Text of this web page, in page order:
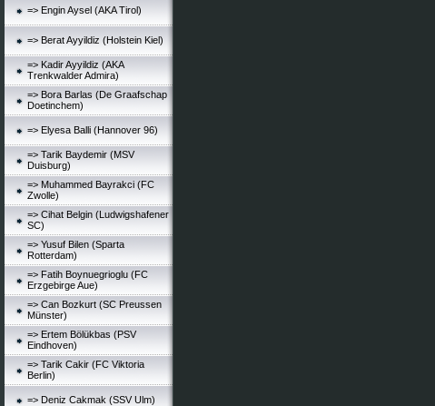
=> Engin Aysel (AKA Tirol)
=> Berat Ayyildiz (Holstein Kiel)
=> Kadir Ayyildiz (AKA
Trenkwalder Admira)
=> Bora Barlas (De Graafschap
Doetinchem)
=> Elyesa Balli (Hannover 96)
=> Tarik Baydemir (MSV
Duisburg)
=> Muhammed Bayrakci (FC
Zwolle)
=> Cihat Belgin (Ludwigshafener
SC)
=> Yusuf Bilen (Sparta
Rotterdam)
=> Fatih Boynuegrioglu (FC
Erzgebirge Aue)
=> Can Bozkurt (SC Preussen
Münster)
=> Ertem Bölükbas (PSV
Eindhoven)
=> Tarik Cakir (FC Viktoria
Berlin)
=> Deniz Cakmak (SSV Ulm)